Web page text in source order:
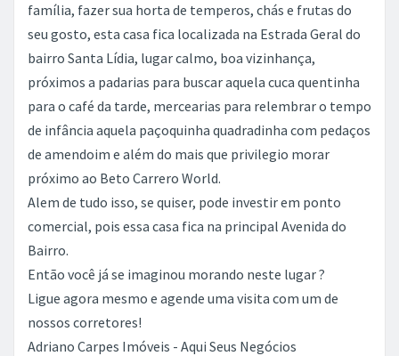
família, fazer sua horta de temperos, chás e frutas do
seu gosto, esta casa fica localizada na Estrada Geral do
bairro Santa Lídia, lugar calmo, boa vizinhança,
próximos a padarias para buscar aquela cuca quentinha
para o café da tarde, mercearias para relembrar o tempo
de infância aquela paçoquinha quadradinha com pedaços
de amendoim e além do mais que privilegio morar
próximo ao Beto Carrero World.
Alem de tudo isso, se quiser, pode investir em ponto
comercial, pois essa casa fica na principal Avenida do
Bairro.
Então você já se imaginou morando neste lugar ?
Ligue agora mesmo e agende uma visita com um de
nossos corretores!
Adriano Carpes Imóveis - Aqui Seus Negócios